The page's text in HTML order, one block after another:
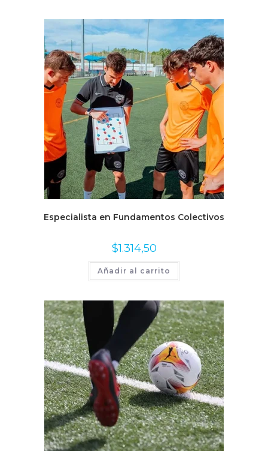
Especialista en Fundamentos Colectivos
$1.314,50
Añadir al carrito